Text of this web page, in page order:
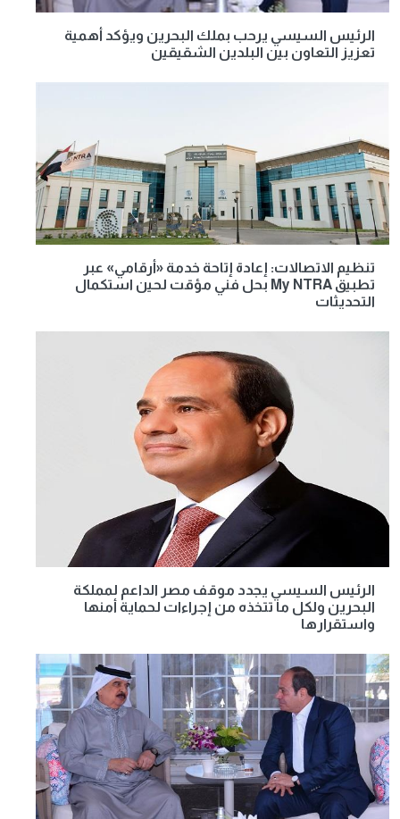
الرئيس السيسي يرحب بملك البحرين ويؤكد أهمية
تعزيز التعاون بين البلدين الشقيقين
تنظيم الاتصالات: إعادة إتاحة خدمة «أرقامي» عبر
تطبيق My NTRA بحل فني مؤقت لحين استكمال
التحديثات
الرئيس السيسي يجدد موقف مصر الداعم لمملكة
البحرين ولكل ما تتخذه من إجراءات لحماية أمنها
واستقرارها